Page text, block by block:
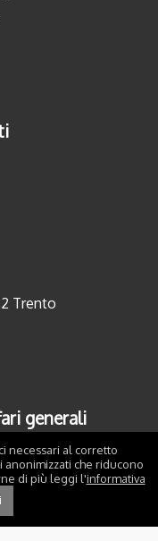
Trento
generali
necessari al corretto
che riducono
di più leggi l'informativa